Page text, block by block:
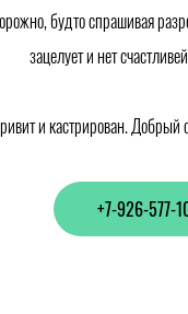
будто спрашивая
зацелует и нет
и кастрирован.
+7-926-577-